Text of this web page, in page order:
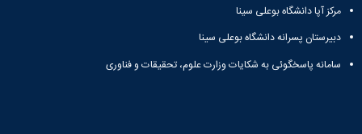
مرکز آپا دانشگاه بوعلی سینا
دبیرستان پسرانه دانشگاه بوعلی سینا
سامانه پاسخگوئی به شکایات وزارت علوم، تحقیقات و فناوری